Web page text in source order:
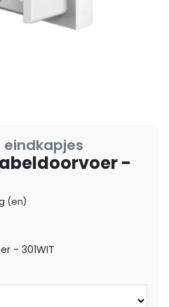
eindkapjes
-
(en)
- 301WIT